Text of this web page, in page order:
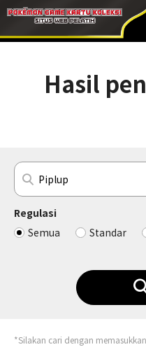
Hasil
Regulasi
Semua
Standar
*Silakan cari dengan